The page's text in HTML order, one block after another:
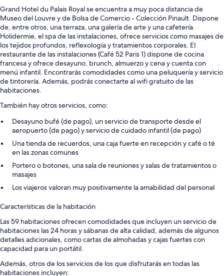
Grand Hotel du Palais Royal se encuentra a muy poca distancia de
Museo del Louvre y de Bolsa de Comercio - Colección Pinault. Dispone
de, entre otros, una terraza, una galería de arte y una cafetería.
Holidermie, el spa de las instalaciones, ofrece servicios como masajes de
los tejidos profundos, reflexología y tratamientos corporales. El
restaurante de las instalaciones (Café 52 Paris 1) dispone de cocina
francesa y ofrece desayuno, brunch, almuerzo y cena y cuenta con
menú infantil. Encontrarás comodidades como una peluquería y servicio
de tintorería. Además, podrás conectarte al wifi gratuito de las
habitaciones.
También hay otros servicios, como:
Desayuno bufé (de pago), un servicio de transporte desde el
aeropuerto (de pago) y servicio de cuidado infantil (de pago)
Una tienda de recuerdos, una caja fuerte en recepción y café o té
en las zonas comunes
Portero o botones, una sala de reuniones y salas de tratamientos o
masajes
Los viajeros valoran muy positivamente la amabilidad del personal
Características de la habitación
Las 59 habitaciones ofrecen comodidades que incluyen un servicio de
habitaciones las 24 horas y sábanas de alta calidad, además de algunos
detalles adicionales, como cartas de almohadas y cajas fuertes con
capacidad para un portátil.
Además, otros de los servicios de los que disfrutarás en todas las
habitaciones incluyen: